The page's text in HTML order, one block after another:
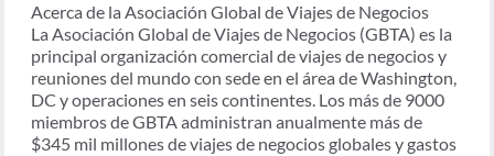
Acerca de la Asociación Global de Viajes de Negocios
La Asociación Global de Viajes de Negocios (GBTA) es la
principal organización comercial de viajes de negocios y
reuniones del mundo con sede en el área de Washington,
DC y operaciones en seis continentes. Los más de 9000
miembros de GBTA administran anualmente más de
$345 mil millones de viajes de negocios globales y gastos